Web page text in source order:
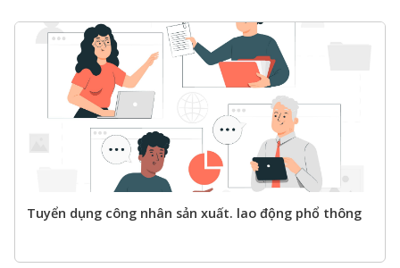
Tuyển dụng công nhân sản xuất. lao động phổ thông